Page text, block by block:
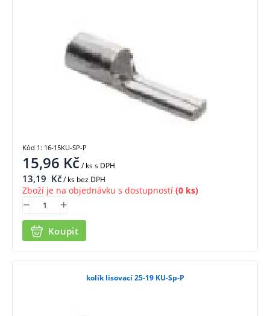
15,96 Kč/ kss DPH
13,19 Kč/ ks bez DPH
Zboží je na objednávku s dostupností (0 ks)
Koupit
Kód 1: 16-15KU-SP-P
kolík lisovací 25-19 KU-Sp-P